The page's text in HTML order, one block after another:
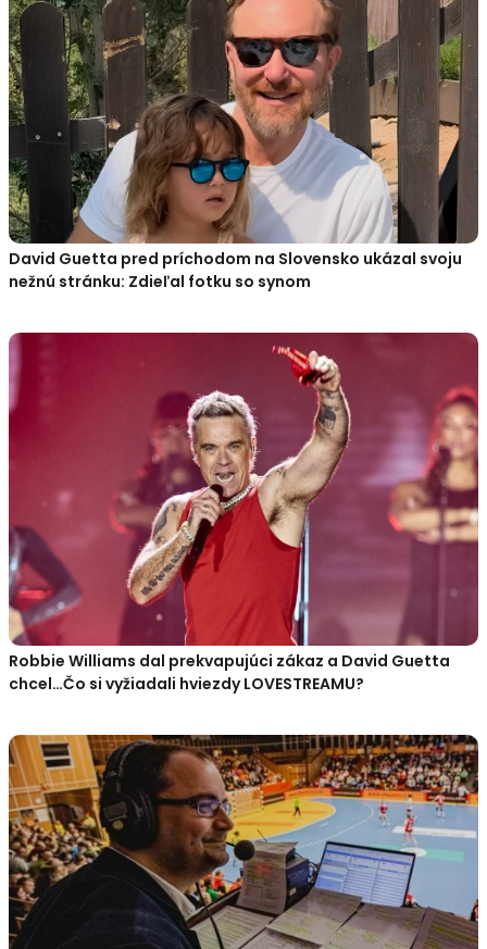
David Guetta pred príchodom na Slovensko ukázal svoju
nežnú stránku: Zdieľal fotku so synom
Robbie Williams dal prekvapujúci zákaz a David Guetta
chcel…Čo si vyžiadali hviezdy LOVESTREAMU?